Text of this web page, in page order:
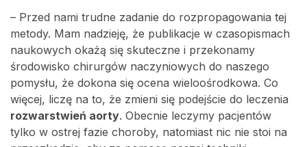
– Przed nami trudne zadanie do rozpropagowania tej
metody. Mam nadzieję, że publikacje w czasopismach
naukowych okażą się skuteczne i przekonamy
środowisko chirurgów naczyniowych do naszego
pomysłu, że dokona się ocena wieloośrodkowa. Co
więcej, liczę na to, że zmieni się podejście do leczenia
rozwarstwień aorty. Obecnie leczymy pacjentów
tylko w ostrej fazie choroby, natomiast nic nie stoi na